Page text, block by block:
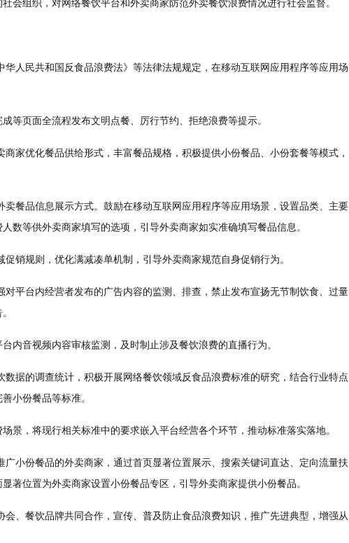
组织，对网络餐饮平台和外卖商家防范外卖餐饮浪费情况进行社会监督。
民共和国反食品浪费法》等法律法规规定，在移动互联网应用程序等应用场
页面全流程发布文明点餐、厉行节约、拒绝浪费等提示。
优化餐品供给形式，丰富餐品规格，积极提供小份餐品、小份套餐等模式，
餐品信息展示方式。鼓励在移动互联网应用程序等应用场景，设置品类、主要
数等供外卖商家填写的选项，引导外卖商家如实准确填写餐品信息。
规则，优化满减凑单机制，引导外卖商家规范自身促销行为。
平台内经营者发布的广告内容的监测、排查，禁止发布宣扬无节制饮食、过量
音视频内容审核监测，及时制止涉及餐饮浪费的直播行为。
的调查统计，积极开展网络餐饮领域反食品浪费标准的研究，结合行业特点
小份餐品等标准。
，将现行相关标准中的要求嵌入平台经营各个环节，推动标准落实落地。
份餐品的外卖商家，通过首页显著位置展示、搜索关键词直达、定向流量扶
著位置为外卖商家设置小份餐品专区，引导外卖商家提供小份餐品。
餐饮品牌共同合作，宣传、普及防止食品浪费知识，推广先进典型，增强从